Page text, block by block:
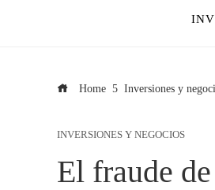
Home Inversiones y
INVERSIONES Y NEGOCIOS
El fraude